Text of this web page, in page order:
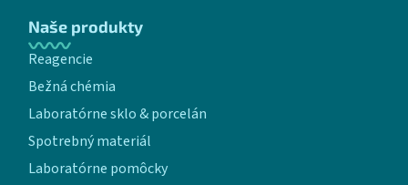
Naše produkty
Reagencie
Bežná chémia
Laboratórne sklo & porcelán
Spotrebný materiál
Laboratórne pomôcky